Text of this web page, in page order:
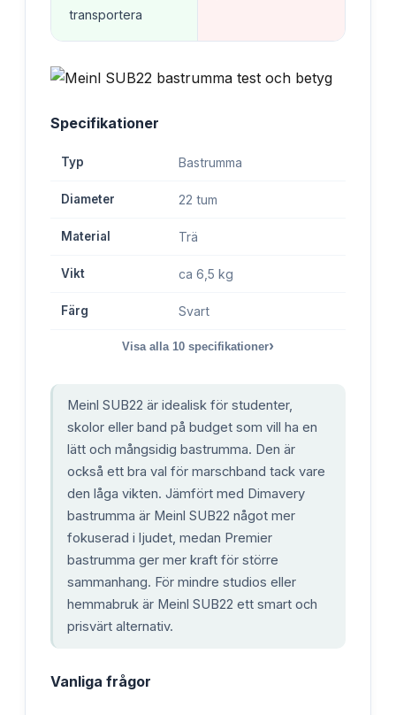
transportera
Specifikationer
Typ Bastrumma
Diameter 22 tum
Material Trä
Vikt ca 6,5 kg
Färg Svart
Visa alla 10 specifikationer›
Meinl SUB22 är idealisk för studenter,
skolor eller band på budget som vill ha en
lätt och mångsidig bastrumma. Den är
också ett bra val för marschband tack vare
den låga vikten. Jämfört med Dimavery
bastrumma är Meinl SUB22 något mer
fokuserad i ljudet, medan Premier
bastrumma ger mer kraft för större
sammanhang. För mindre studios eller
hemmabruk är Meinl SUB22 ett smart och
prisvärt alternativ.
Vanliga frågor